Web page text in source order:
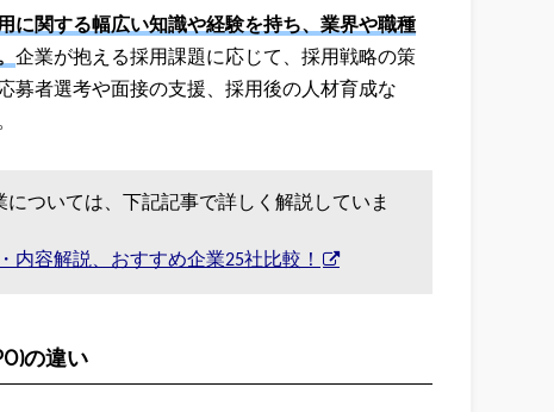
に関する幅広い知識や経験を持ち、業界や職種
企業が抱える採用課題に応じて、採用戦略の策
募者選考や面接の支援、採用後の人材育成な
ついては、下記記事で詳しく解説していま
内容解説、おすすめ企業25社比較！
の違い